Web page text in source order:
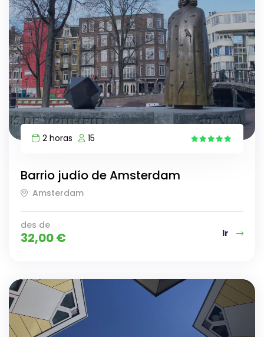
2 horas
15
Barrio judío de Amsterdam
Amsterdam
des de
32,00€ Ir